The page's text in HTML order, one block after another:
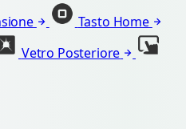
Tasto Home
Vetro Posteriore